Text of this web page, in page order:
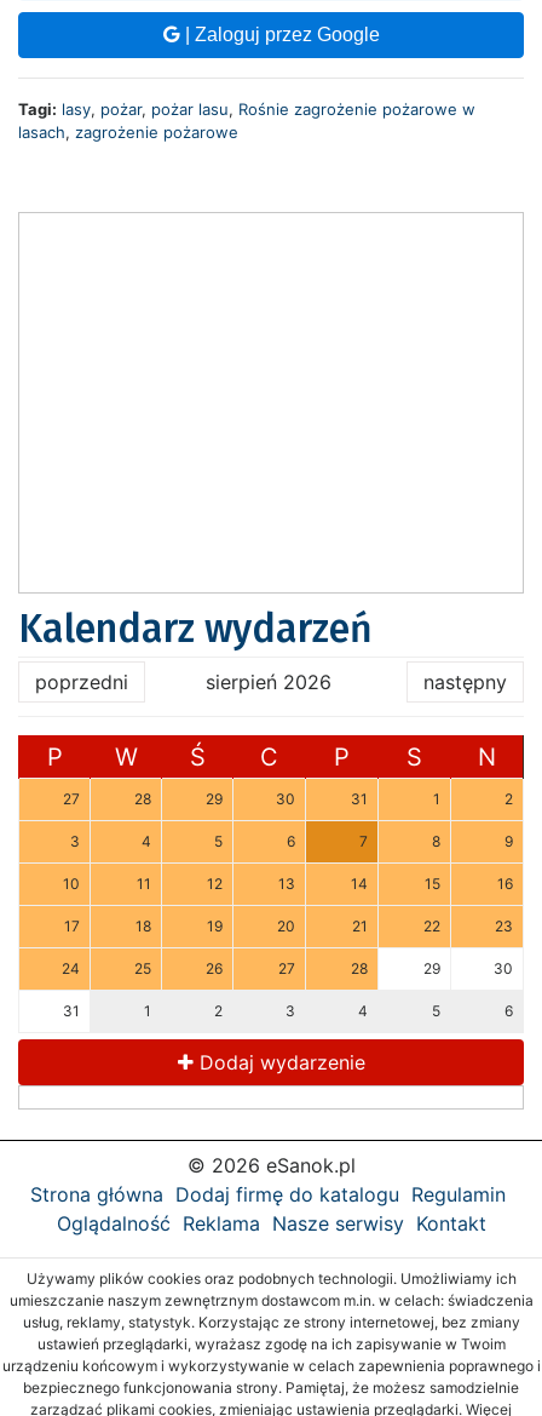
| Zaloguj przez Google
Tagi: lasy, pożar, pożar lasu, Rośnie zagrożenie pożarowe w
lasach, zagrożenie pożarowe
Kalendarz wydarzeń
poprzedni sierpień 2026 następny
P W Ś C P S N
27 28 29 30 31 1 2
3 4 5 6 7 8 9
10 11 12 13 14 15 16
17 18 19 20 21 22 23
24 25 26 27 28 29 30
31 1 2 3 4 5 6
Dodaj wydarzenie
© 2026 eSanok.pl
Strona główna Dodaj firmę do katalogu Regulamin
Oglądalność Reklama Nasze serwisy Kontakt
Używamy plików cookies oraz podobnych technologii. Umożliwiamy ich
umieszczanie naszym zewnętrznym dostawcom m.in. w celach: świadczenia
usług, reklamy, statystyk. Korzystając ze strony internetowej, bez zmiany
ustawień przeglądarki, wyrażasz zgodę na ich zapisywanie w Twoim
urządzeniu końcowym i wykorzystywanie w celach zapewnienia poprawnego i
bezpiecznego funkcjonowania strony. Pamiętaj, że możesz samodzielnie
zarządzać plikami cookies, zmieniając ustawienia przeglądarki. Więcej